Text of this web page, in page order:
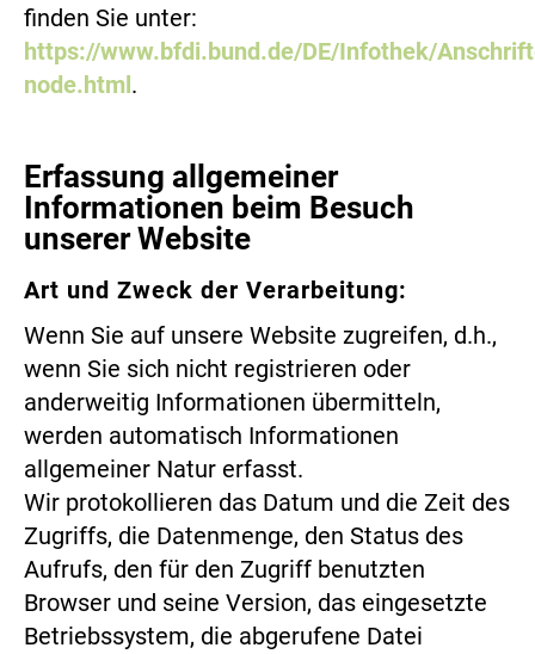
finden Sie unter:
https://www.bfdi.bund.de/DE/Infothek/
node.html.
Erfassung allgemeiner
Informationen beim Besuch
unserer Website
Art und Zweck der Verarbeitung:
Wenn Sie auf unsere Website zugreifen, d.h.,
wenn Sie sich nicht registrieren oder
anderweitig Informationen übermitteln,
werden automatisch Informationen
allgemeiner Natur erfasst.
Wir protokollieren das Datum und die Zeit des
Zugriffs, die Datenmenge, den Status des
Aufrufs, den für den Zugriff benutzten
Browser und seine Version, das eingesetzte
Betriebssystem, die abgerufene Datei